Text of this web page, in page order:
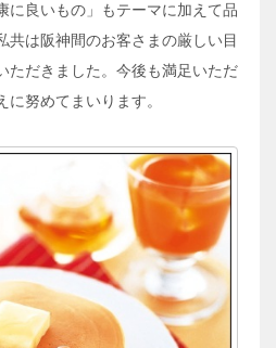
に良いもの」もテーマに加えて品
共は阪神間のお客さまの厳しい目
ただきました。今後も満足いただ
努めてまいります。